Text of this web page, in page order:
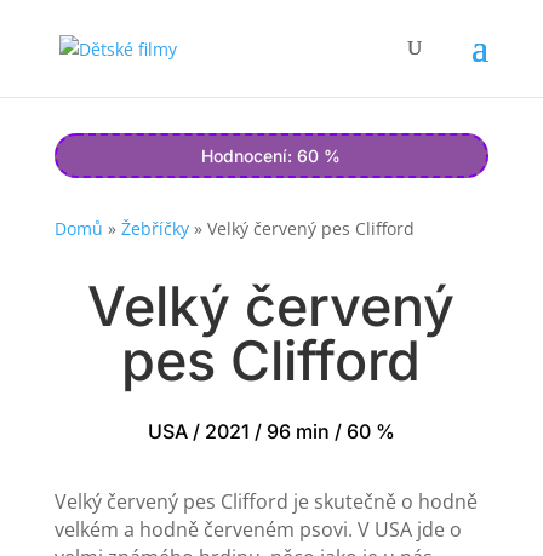
Hodnocení: 60 %
Domů » Žebříčky» Velký červený pes Clifford
Velký červený
pes Clifford
USA / 2021 / 96 min / 60 %
Velký červený pes Clifford je skutečně o hodně
velkém a hodně červeném psovi. V USA jde o